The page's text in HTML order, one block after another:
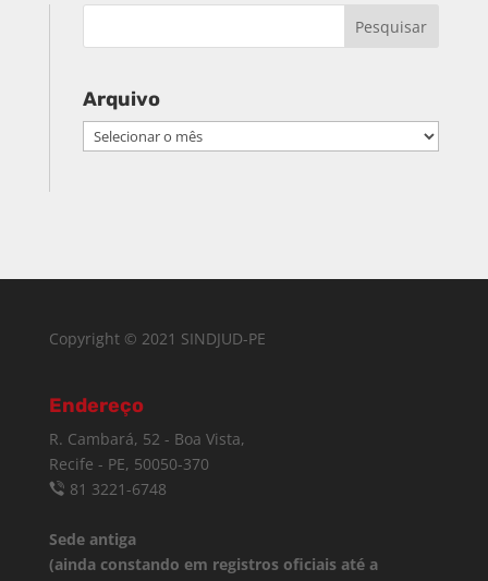
Arquivo
Arquivo
Copyright © 2021 SINDJUD-PE
Endereço
R. Cambará, 52 - Boa Vista,
Recife - PE, 50050-370
81 3221-6748
Sede antiga
(ainda constando em registros oficiais até a